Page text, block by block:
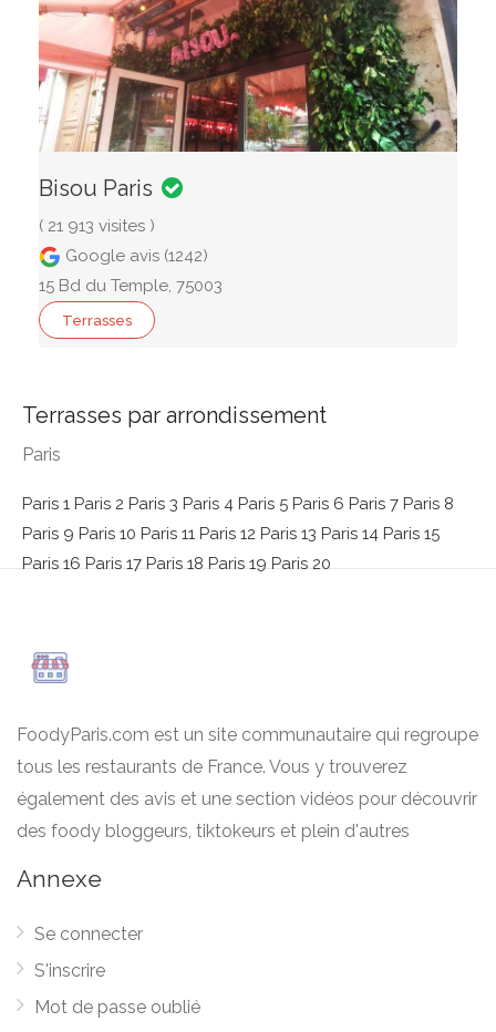
Terrasses par arrondissement
Paris
Paris 1 Paris 2 Paris 3 Paris 4 Paris 5 Paris 6 Paris 7 Paris 8
Paris 9 Paris 10 Paris 11 Paris 12 Paris 13 Paris 14 Paris 15
Paris 16 Paris 17 Paris 18 Paris 19 Paris 20
Bisou Paris
( 21 913 visites )
Google avis (1242)
15 Bd du Temple, 75003
Terrasses
FoodyParis.com est un site communautaire qui regroupe
tous les restaurants de France. Vous y trouverez
également des avis et une section vidéos pour découvrir
des foody bloggeurs, tiktokeurs et plein d'autres
Annexe
Se connecter
S'inscrire
Mot de passe oublié